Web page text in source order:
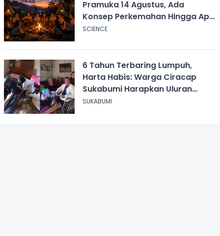
Pramuka 14 Agustus, Ada
Konsep Perkemahan Hingga Api
Unggun
SCIENCE
6 Tahun Terbaring Lumpuh,
Harta Habis: Warga Ciracap
Sukabumi Harapkan Uluran
Tangan KDM
SUKABUMI